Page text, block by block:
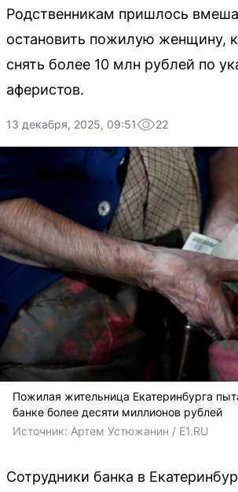
Родственникам пришлось
остановить пожилую женщину,
снять более 10 млн рублей по
аферистов.
13 декабря, 2025, 09:51 22
Пожилая жительница Екатеринбурга
банке более десяти миллионов рублей
Источник: Артем Устюжанин / E1.RU
Сотрудники банка в